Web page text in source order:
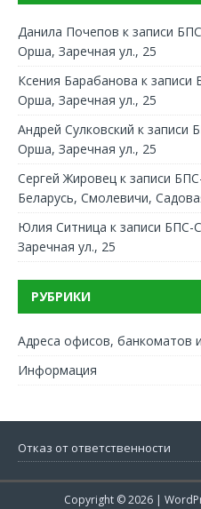
Данила Почепов к записи
Орша, Заречная ул., 25
Ксения Барабанова к записи
Орша, Заречная ул., 25
Андрей Сулковский к записи
Орша, Заречная ул., 25
Сергей Жировец к записи
Беларусь, Смолевичи,
Юлия Ситница к записи БПС-
Заречная ул., 25
РУБРИКИ
Адреса офисов, банкоматов
Информация
Отказ от ответственности
Copyright © 2026 |